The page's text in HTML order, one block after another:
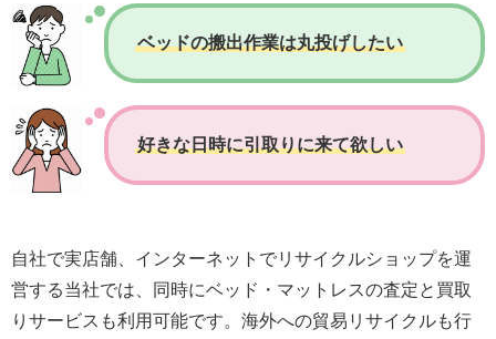
ベッドの搬出作業は丸投げしたい
好きな日時に引取りに来て欲しい
自社で実店舗、インターネットでリサイクルショップを運
営する当社では、同時にベッド・マットレスの査定と買取
りサービスも利用可能です。海外への貿易リサイクルも行